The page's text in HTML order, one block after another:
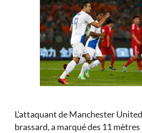
L'attaquant de Manchester
brassard, a marqué des 11 mètres